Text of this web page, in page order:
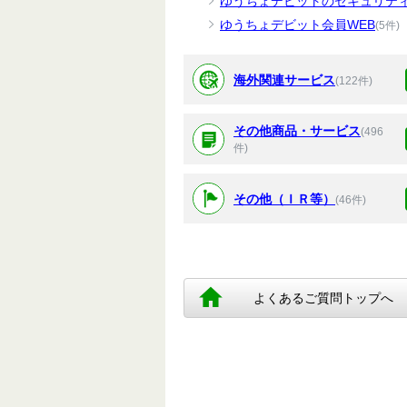
ゆうちょデビット会員WEB(5件)
海外関連サービス(122件)
その他商品・サービス(496
件)
その他（ＩＲ等） (46件)
よくあるご質問トップへ